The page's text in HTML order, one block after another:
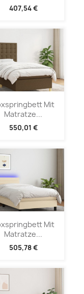
407,54 €
Mit
Matratze...
550,01 €
Mit
Matratze...
505,78 €